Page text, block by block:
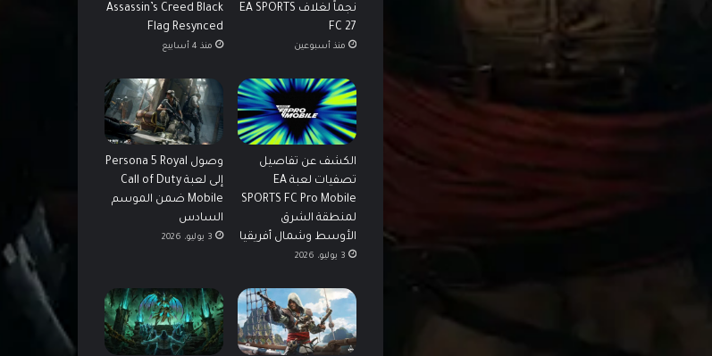
نجماً لغلاف EA SPORTS
FC 27
منذ أسبوعين
Assassin’s Creed Black
Flag Resynced
منذ 4 أسابيع
الكشف عن تفاصيل
تصفيات لعبة EA
SPORTS FC Pro Mobile
لمنطقة الشرق
الأوسط وشمال أفريقيا
3 يوليو، 2026
وصول Persona 5 Royal
إلى لعبة Call of Duty
Mobile ضمن الموسم
السادس
3 يوليو، 2026